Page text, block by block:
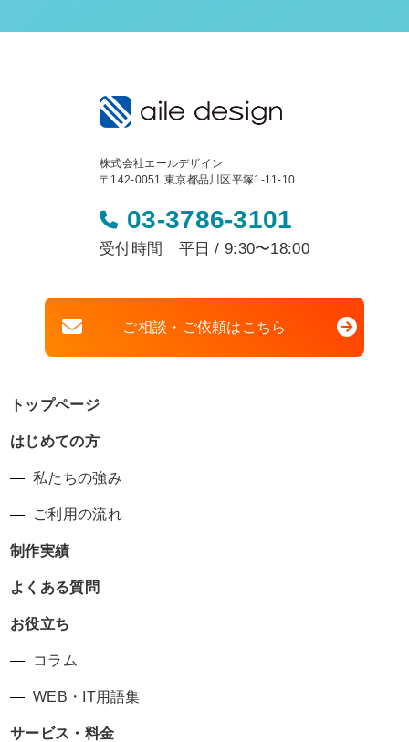
株式会社エールデザイン
〒142-0051 東京都品川区平塚1-11-10
03-3786-3101
受付時間 平日 / 9:30〜18:00
ご相談・ご依頼はこちら
トップページ
はじめての方
私たちの強み
ご利用の流れ
制作実績
よくある質問
お役立ち
コラム
WEB・IT用語集
サービス・料金